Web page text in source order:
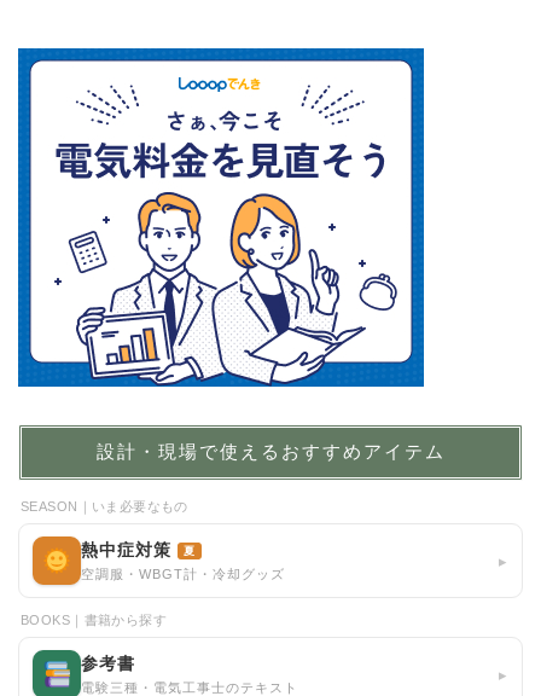
設計・現場で使えるおすすめアイテム
SEASON｜いま必要なもの
熱中症対策 夏
空調服・WBGT計・冷却グッズ
▸
BOOKS｜書籍から探す
参考書
電験三種・電気工事士のテキスト
▸